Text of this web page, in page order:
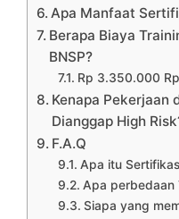
Apa Manfaat
Berapa Biaya
BNSP?
Rp 3.350.000
Kenapa Pekerjaan
Dianggap High
F.A.Q
Apa itu
Apa perbedaan
Siapa yang